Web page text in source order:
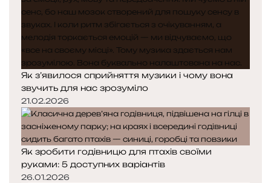
Як з’явилося сприйняття музики і чому вона
звучить для нас зрозуміло
21.02.2026
Як зробити годівницю для птахів своїми
руками: 5 доступних варіантів
26.01.2026